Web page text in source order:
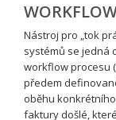
Nástroj pro „tok
systémů se jedná
workflow procesu
předem
oběhu
faktury došlé,